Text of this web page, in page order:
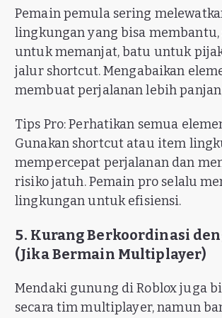
Pemain pemula sering
lingkungan yang bisa
untuk memanjat, batu untuk
jalur shortcut. Mengabaikan
membuat perjalanan lebih
Tips Pro: Perhatikan semua
Gunakan shortcut atau item
mempercepat perjalanan dan
risiko jatuh. Pemain pro selalu
lingkungan untuk efisiensi.
5. Kurang Berkoordinasi
(Jika Bermain Multiplayer)
Mendaki gunung di Roblox juga
secara tim multiplayer, namun